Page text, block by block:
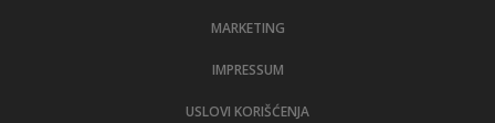
MARKETING
IMPRESSUM
USLOVI KORIŠĆENJA